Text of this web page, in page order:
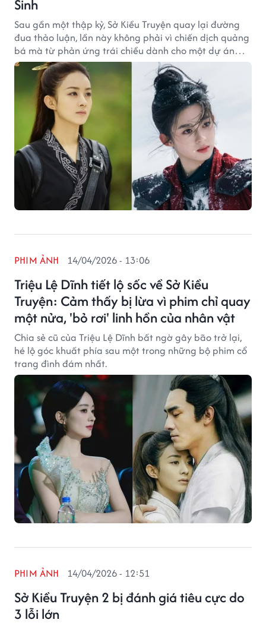
Sinh
Sau gần một thập kỷ, Sở Kiều Truyện quay lại đường
đua thảo luận, lần này không phải vì chiến dịch quảng
bá mà từ phản ứng trái chiều dành cho một dự án
cùng đề tài.
Triệu Lệ Dĩnh tiết lộ sốc về Sở Kiều
Truyện: Cảm thấy bị lừa vì phim chỉ quay
một nửa, 'bỏ rơi' linh hồn của nhân vật
PHIM ẢNH 14/04/2026 - 13:06
Chia sẻ cũ của Triệu Lệ Dĩnh bất ngờ gây bão trở lại,
hé lộ góc khuất phía sau một trong những bộ phim cổ
trang đình đám nhất.
Sở Kiều Truyện 2 bị đánh giá tiêu cực do
3 lỗi lớn
PHIM ẢNH 14/04/2026 - 12:51